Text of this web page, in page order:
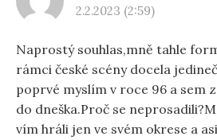
2.2.2023 (2:59)
Naprostý souhlas,mně tahle
rámci české scény docela
poprvé myslím v roce 96 a sem
do dneška.Proč se
vím hráli jen ve svém okrese a